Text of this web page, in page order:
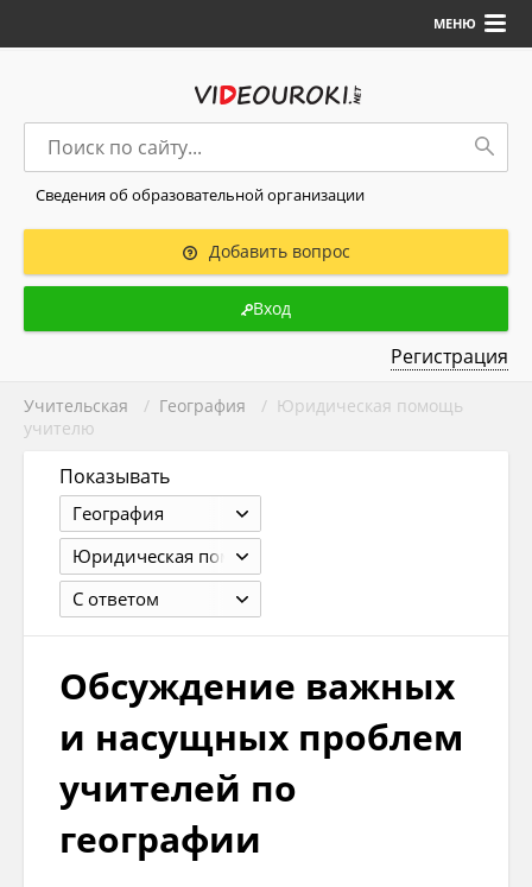
МЕНЮ
Сведения об образовательной организации
Добавить вопрос
Вход
Регистрация
Учительская / География
/ Юридическая помощь
учителю
Показывать
География
Юридическая помощь учителю
С ответом
Обсуждение важных
и насущных проблем
учителей по
географии